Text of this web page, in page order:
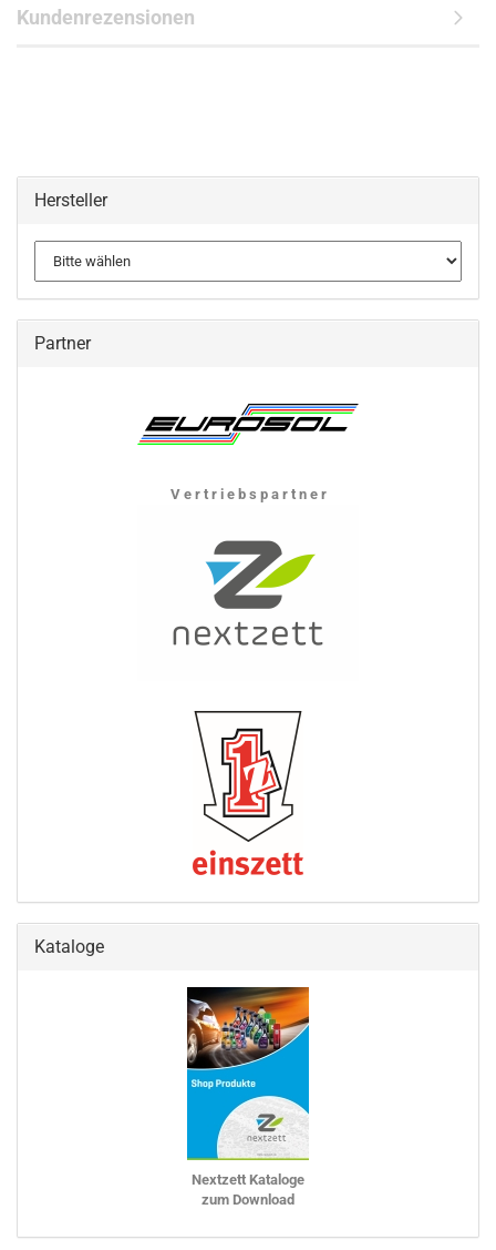
Kundenrezensionen
Hersteller
Partner
V e r t r i e b s p a r t n e r
Kataloge
Nextzett Kataloge
zum Download